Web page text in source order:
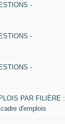
-
-
-
PAR FILIÈRE :
d'emplois